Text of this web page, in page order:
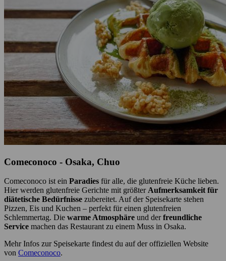
Comeconoco - Osaka, Chuo
Comeconoco ist ein Paradies für alle, die glutenfreie Küche lieben.
Hier werden glutenfreie Gerichte mit größter Aufmerksamkeit für
diätetische Bedürfnisse zubereitet. Auf der Speisekarte stehen
Pizzen, Eis und Kuchen – perfekt für einen glutenfreien
Schlemmertag. Die warme Atmosphäre und derfreundliche
Service machen das Restaurant zu einem Muss in Osaka.
Mehr Infos zur Speisekarte findest du auf der offiziellen Website
von Comeconoco.